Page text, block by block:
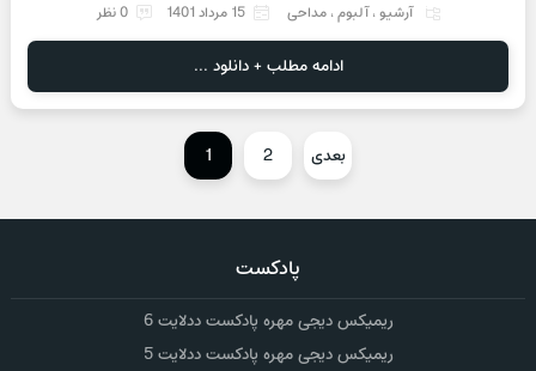
آرشیو،آلبوم، مداحی 15 مرداد 1401 0 نظر
ادامه مطلب + دانلود ...
1 2 بعدی
پادکست
ریمیکس دیجی مهره پادکست ددلایت 6
ریمیکس دیجی مهره پادکست ددلایت 5